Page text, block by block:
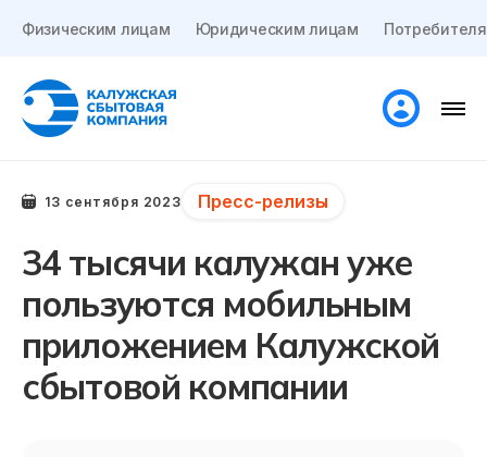
Физическим лицам Юридическим лицам
13 сентября 2023 Пресс-релизы
34 тысячи калужан уже
пользуются мобильным
приложением Калужской
сбытовой компании